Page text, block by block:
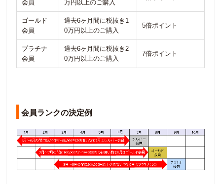
会員 万円以上のご購入
ゴールド
会員
過去6ヶ月間に税抜き1
0万円以上のご購入
5倍ポイント
プラチナ
会員
過去6ヶ月間に税抜き2
0万円以上のご購入
7倍ポイント
会員ランクの決定例